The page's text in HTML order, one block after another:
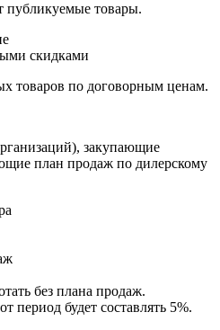
публикуемые товары.
скидками
товаров по договорным ценам.
закупающие
план продаж по дилерскому
без плана продаж.
период будет составлять 5%.